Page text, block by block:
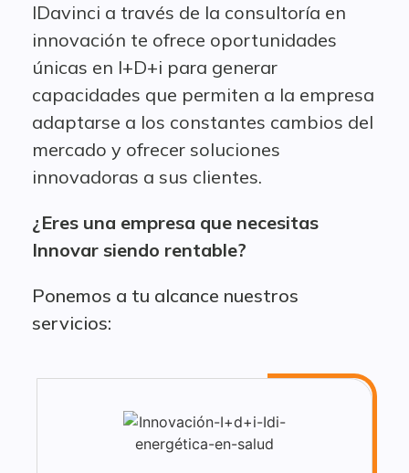
IDavinci a través de la consultoría en
innovación te ofrece oportunidades
únicas en I+D+i para generar
capacidades que permiten a la empresa
adaptarse a los constantes cambios del
mercado y ofrecer soluciones
innovadoras a sus clientes.
¿Eres una empresa que necesitas
Innovar siendo rentable?
Ponemos a tu alcance nuestros
servicios: